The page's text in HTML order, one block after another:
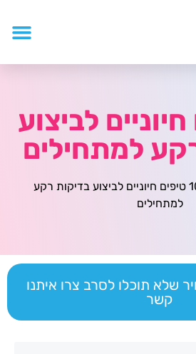
חיוניים לביצוע
למתחילים
10 טיפים חיוניים לביצוע בדיקות רקע
למתחילים
שלא תוכלו לסרב צרו איתנו
קשר